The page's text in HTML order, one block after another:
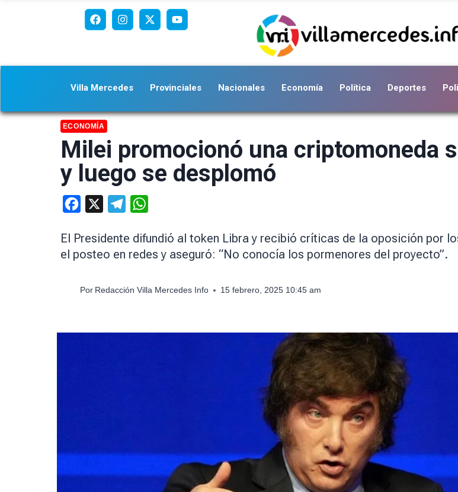
Villa Mercedes Provinciales Nacionales Economía Política Deportes
ECONOMÍA
Milei promocionó una criptomoneda
y luego se desplomó
Facebook Telegram
El Presidente difundió al token Libra y recibió críticas de la oposición por
el posteo en redes y aseguró: “No conocía los pormenores del proyecto”.
Por Redacción Villa Mercedes Info 15 febrero, 2025 10:45 am